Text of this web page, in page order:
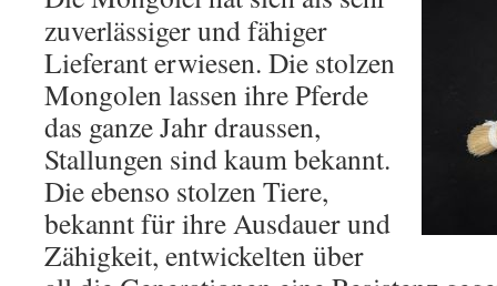
zuverlässiger und fähiger
Lieferant erwiesen. Die stolzen
Mongolen lassen ihre Pferde
das ganze Jahr draussen,
Stallungen sind kaum bekannt.
Die ebenso stolzen Tiere,
bekannt für ihre Ausdauer und
Zähigkeit, entwickelten über